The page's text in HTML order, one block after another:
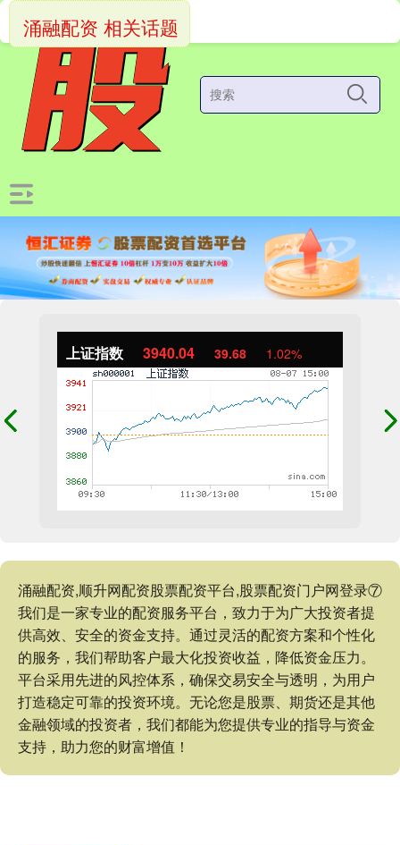
上证指数 3940.04 39.68 1.02%
涌融配资,顺升网配资股票配资平台,股票配资门户网登录⑦
我们是一家专业的配资服务平台，致力于为广大投资者提
供高效、安全的资金支持。通过灵活的配资方案和个性化
的服务，我们帮助客户最大化投资收益，降低资金压力。
平台采用先进的风控体系，确保交易安全与透明，为用户
打造稳定可靠的投资环境。无论您是股票、期货还是其他
金融领域的投资者，我们都能为您提供专业的指导与资金
支持，助力您的财富增值！
涌融配资 相关话题